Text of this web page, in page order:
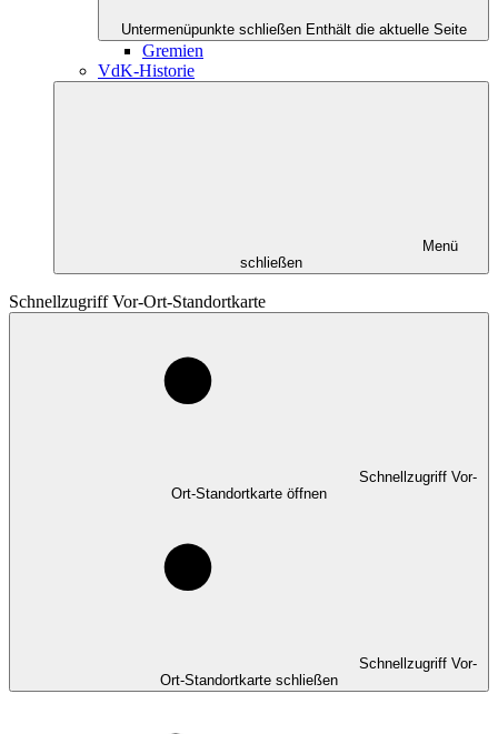
Untermenüpunkte schließen Enthält die aktuelle Seite
Gremien
VdK-Historie
Menü
schließen
Schnellzugriff Vor-Ort-Standortkarte
Schnellzugriff Vor-
Ort-Standortkarte öffnen
Schnellzugriff Vor-
Ort-Standortkarte schließen